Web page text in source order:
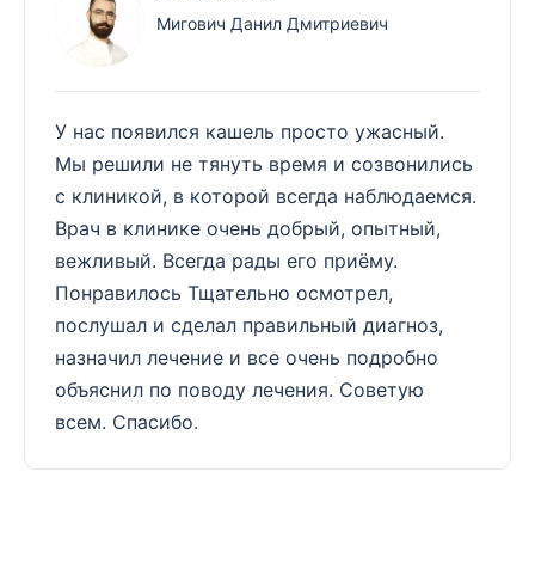
Мигович Данил Дмитриевич
У нас появился кашель просто ужасный.
Мы решили не тянуть время и созвонились
с клиникой, в которой всегда наблюдаемся.
Врач в клинике очень добрый, опытный,
вежливый. Всегда рады его приёму.
Понравилось Тщательно осмотрел,
послушал и сделал правильный диагноз,
назначил лечение и все очень подробно
объяснил по поводу лечения. Советую
всем. Спасибо.